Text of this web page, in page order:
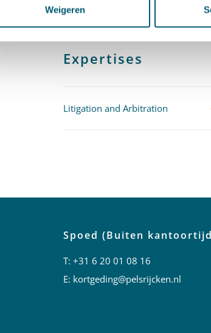
Weigeren
Expertises
Litigation and Arbitration
Spoed (Buiten
T: +31 6 20 01 08 16
E: kortgeding@pelsrijcken.nl